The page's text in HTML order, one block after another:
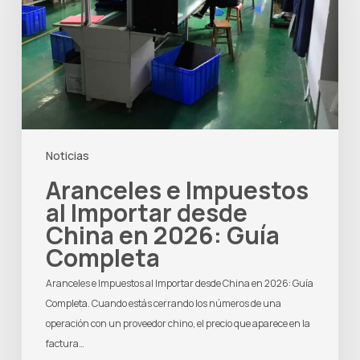
Noticias
Importar
desde
China
2026:
Guía
Completa
Aranceles e Impuestos
al Importar desde
China en 2026: Guía
Completa
Aranceles e Impuestos al Importar desde China en 2026: Guía
Completa. Cuando estás cerrando los números de una
operación con un proveedor chino, el precio que aparece en la
factura…